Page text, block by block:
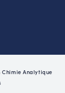
Chimie Analytique